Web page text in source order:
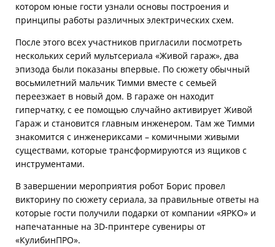
котором юные гости узнали основы построения и
принципы работы различных электрических схем.
После этого всех участников пригласили посмотреть
нескольких серий мультсериала «Живой гараж», два
эпизода были показаны впервые. По сюжету обычный
восьмилетний мальчик Тимми вместе с семьей
переезжает в новый дом. В гараже он находит
гиперчатку, с ее помощью случайно активирует Живой
Гараж и становится главным инженером. Там же Тимми
знакомится с инженериксами – комичными живыми
существами, которые трансформируются из ящиков с
инструментами.
В завершении мероприятия робот Борис провел
викторину по сюжету сериала, за правильные ответы на
которые гости получили подарки от компании «ЯРКО» и
напечатанные на 3D-принтере сувениры от
«КулибинПРО».